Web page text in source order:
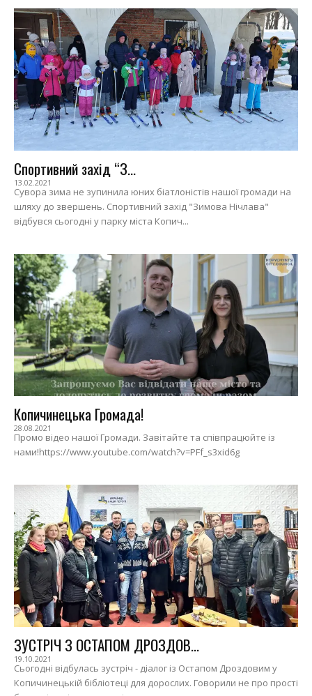
Спортивний захід “З...
13.02.2021
Сувора зима не зупинила юних біатлоністів нашої громади на
шляху до звершень. Спортивний захід "Зимова Нічлава"
відбувся сьогодні у парку міста Копич...
Копичинецька Громада!
28.08.2021
Промо відео нашої Громади. Завітайте та співпрацюйте із
нами!https://www.youtube.com/watch?v=PFf_s3xid6g
ЗУСТРІЧ З ОСТАПОМ ДРОЗДОВ...
19.10.2021
Сьогодні відбулась зустріч - діалог із Остапом Дроздовим у
Копичинецькій бібліотеці для дорослих. Говорили не про прості